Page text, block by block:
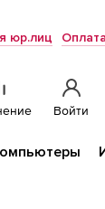
юр.лиц
Войти